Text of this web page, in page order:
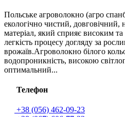
Польське агроволокно (агро
екологічно чистий, довговічний,
матеріал, який сприяє високим
легкість процесу догляду за
врожаїв.Агроволокно білого
водопроникність, високою
оптимальний...
Телефон
+38 (056) 462-09-23